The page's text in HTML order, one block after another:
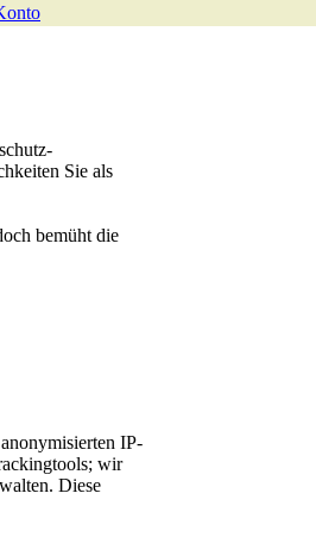
Sie als
bemüht die
IP-
wir
Diese